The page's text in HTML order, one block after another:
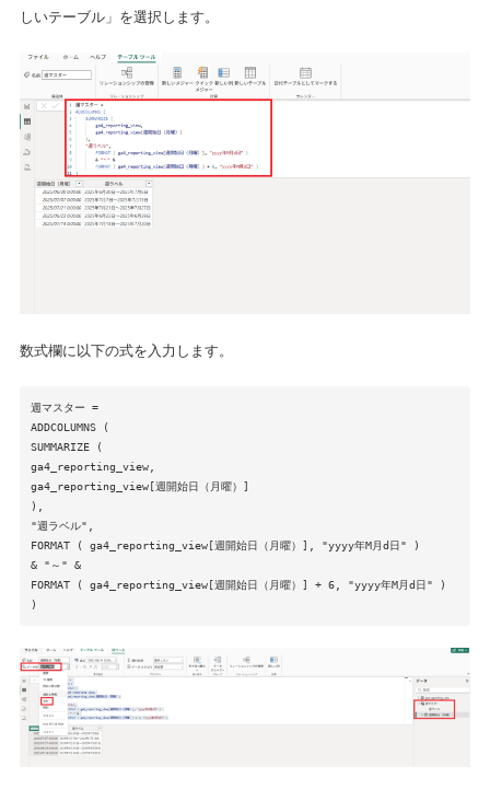
しいテーブル」を選択します。
数式欄に以下の式を入力します。
週マスター =
ADDCOLUMNS (
SUMMARIZE (
ga4_reporting_view,
ga4_reporting_view[週開始日（月曜）]
),
"週ラベル",
FORMAT ( ga4_reporting_view[週開始日（月曜）], "yyyy年M月d日" )
& "～" &
FORMAT ( ga4_reporting_view[週開始日（月曜）] + 6, "yyyy年M月d日" )
)